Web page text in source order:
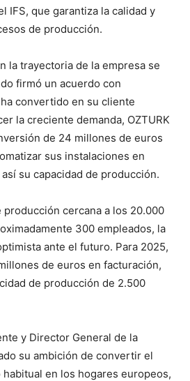
IFS, que garantiza la calidad y
de producción.
la trayectoria de la empresa se
firmó un acuerdo con
ha convertido en su cliente
la creciente demanda, OZTURK
de 24 millones de euros
sus instalaciones en
su capacidad de producción.
cercana a los 20.000
300 empleados, la
ante el futuro. Para 2025,
de euros en facturación,
de producción de 2.500
y Director General de la
su ambición de convertir el
en los hogares europeos,